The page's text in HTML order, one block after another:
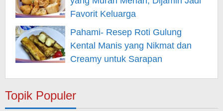
Favorit Keluarga
Pahami- Resep Roti Gulung
Kental Manis yang Nikmat dan
Creamy untuk Sarapan
Topik Populer